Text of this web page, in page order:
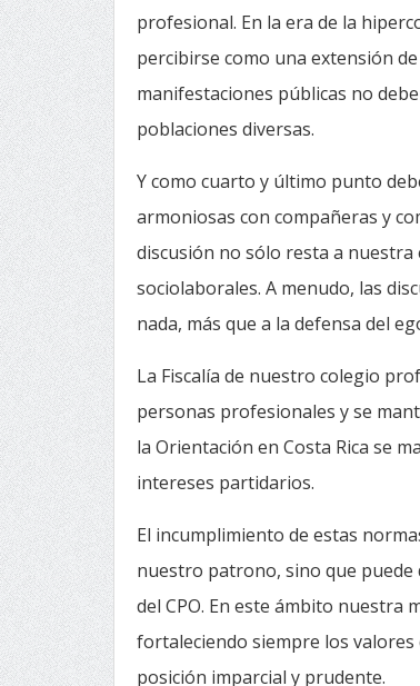
profesional. En la era de la
percibirse como una extensión
manifestaciones públicas no
poblaciones diversas.
Y como cuarto y último punto
armoniosas con compañeras y
discusión no sólo resta a
sociolaborales. A menudo, las
nada, más que a la defensa del
La Fiscalía de nuestro colegio
personas profesionales y se
la Orientación en Costa Rica se
intereses partidarios.
El incumplimiento de estas
nuestro patrono, sino que puede
del CPO. En este ámbito nuestra
fortaleciendo siempre los
posición imparcial y prudente.